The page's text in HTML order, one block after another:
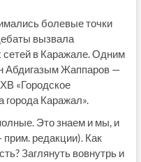
болевые точки
вызвала
сетей в Каражале. Одним
Абдигазым Жаппаров —
«Городское
города Каражал».
Это знаем и мы, и
редакции). Как
Заглянуть вовнутрь и